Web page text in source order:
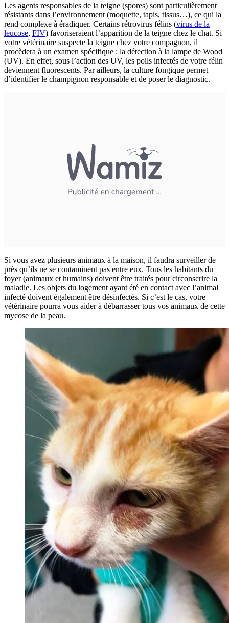
Les agents responsables de la teigne (spores) sont particulièrement
résistants dans l’environnement (moquette, tapis, tissus…), ce qui la
rend complexe à éradiquer. Certains rétrovirus félins (virus de la
leucose, FIV) favoriseraient l’apparition de la teigne chez le chat. Si
votre vétérinaire suspecte la teigne chez votre compagnon, il
procèdera à un examen spécifique : la détection à la lampe de Wood
(UV). En effet, sous l’action des UV, les poils infectés de votre félin
deviennent fluorescents. Par ailleurs, la culture fongique permet
d’identifier le champignon responsable et de poser le diagnostic.
Si vous avez plusieurs animaux à la maison, il faudra surveiller de
près qu’ils ne se contaminent pas entre eux. Tous les habitants du
foyer (animaux et humains) doivent être traités pour circonscrire la
maladie. Les objets du logement ayant été en contact avec l’animal
infecté doivent également être désinfectés. Si c’est le cas, votre
vétérinaire pourra vous aider à débarrasser tous vos animaux de cette
mycose de la peau.